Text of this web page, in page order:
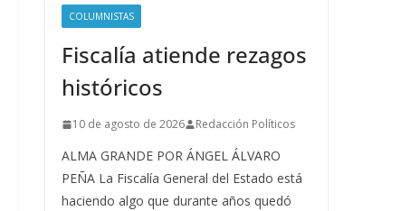
COLUMNISTAS
Fiscalía atiende rezagos
históricos
10 de agosto de 2026 Redacción Políticos
ALMA GRANDE POR ÁNGEL ÁLVARO
PEÑA La Fiscalía General del Estado está
haciendo algo que durante años quedó